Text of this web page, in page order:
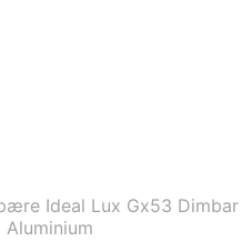
Ideal Lux Gx53 Dimbar